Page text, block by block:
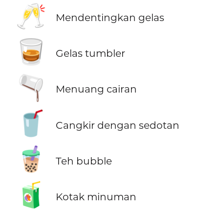
🥂 Mendentingkan gelas
🥃 Gelas tumbler
🫗 Menuang cairan
🥤 Cangkir dengan sedotan
🧋 Teh bubble
🧃 Kotak minuman